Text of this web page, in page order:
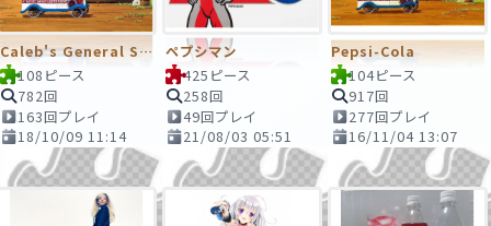
Caleb's General Store
108ピース
782回
163回プレイ
18/10/09 11:14
ペプシマン
425ピース
258回
49回プレイ
21/08/03 05:51
Pepsi-Cola
104ピース
917回
277回プレイ
16/11/04 13:07